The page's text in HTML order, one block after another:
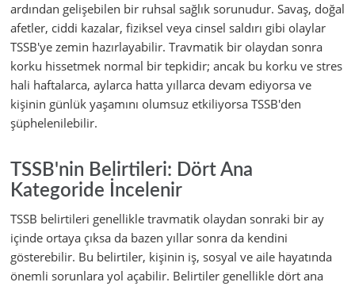
ardından gelişebilen bir ruhsal sağlık sorunudur. Savaş, doğal
afetler, ciddi kazalar, fiziksel veya cinsel saldırı gibi olaylar
TSSB'ye zemin hazırlayabilir. Travmatik bir olaydan sonra
korku hissetmek normal bir tepkidir; ancak bu korku ve stres
hali haftalarca, aylarca hatta yıllarca devam ediyorsa ve
kişinin günlük yaşamını olumsuz etkiliyorsa TSSB'den
şüphelenilebilir.
TSSB'nin Belirtileri: Dört Ana
Kategoride İncelenir
TSSB belirtileri genellikle travmatik olaydan sonraki bir ay
içinde ortaya çıksa da bazen yıllar sonra da kendini
gösterebilir. Bu belirtiler, kişinin iş, sosyal ve aile hayatında
önemli sorunlara yol açabilir. Belirtiler genellikle dört ana